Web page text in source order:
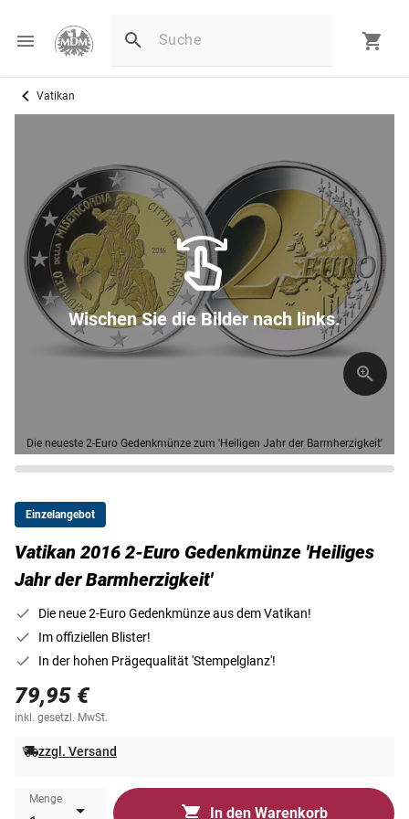
Vatikan
Die neueste 2-Euro Gedenkmünze zum 'Heiligen Jahr der Barmherzigkeit'
Wischen Sie die Bilder nach links.
Einzelangebot
Vatikan 2016 2-Euro Gedenkmünze 'Heiliges
Jahr der Barmherzigkeit'
Die neue 2-Euro Gedenkmünze aus dem Vatikan!
Im offiziellen Blister!
In der hohen Prägequalität 'Stempelglanz'!
79,95 €
inkl. gesetzl. MwSt.
zzgl. Versand
Menge
In den Warenkorb